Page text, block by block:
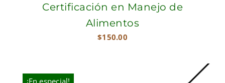
Certificación en Manejo de
Alimentos
$150.00
¡En especial!